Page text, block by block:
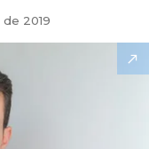
2019